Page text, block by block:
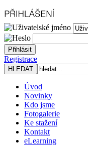
Registrace
Úvod
Novinky
Kdo jsme
Fotogalerie
Ke stažení
Kontakt
eLearning